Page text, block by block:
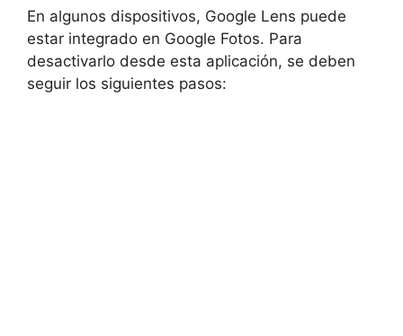
En algunos dispositivos, Google Lens puede
estar integrado en Google Fotos. Para
desactivarlo desde esta aplicación, se deben
seguir los siguientes pasos: